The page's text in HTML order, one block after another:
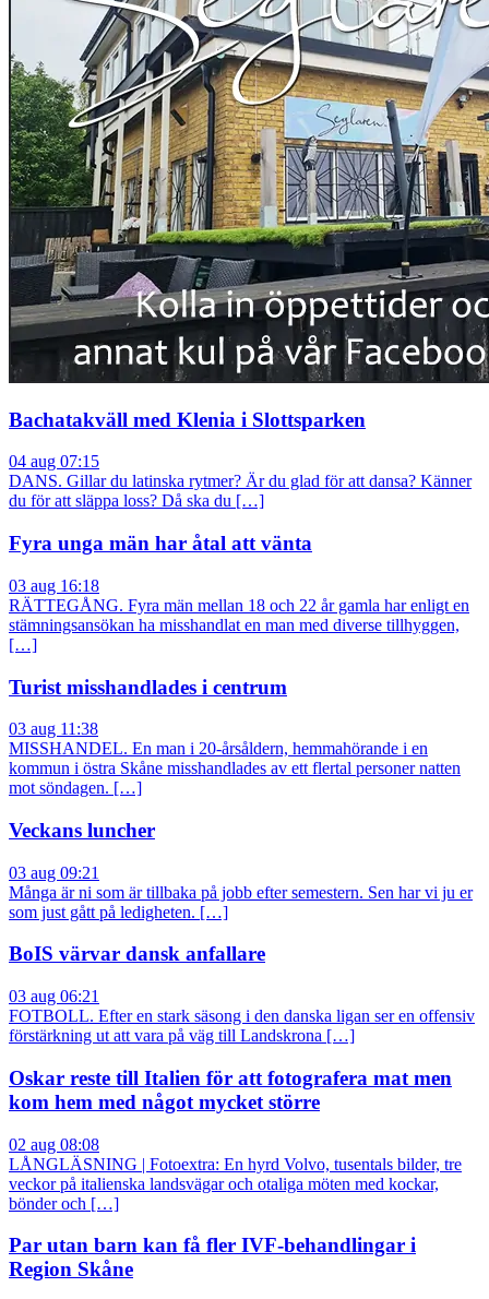
Bachatakväll med Klenia i Slottsparken
04 aug 07:15
DANS. Gillar du latinska rytmer? Är du glad för att dansa? Känner
du för att släppa loss? Då ska du […]
Fyra unga män har åtal att vänta
03 aug 16:18
RÄTTEGÅNG. Fyra män mellan 18 och 22 år gamla har enligt en
stämningsansökan ha misshandlat en man med diverse tillhyggen,
[…]
Turist misshandlades i centrum
03 aug 11:38
MISSHANDEL. En man i 20-årsåldern, hemmahörande i en
kommun i östra Skåne misshandlades av ett flertal personer natten
mot söndagen. […]
Veckans luncher
03 aug 09:21
Många är ni som är tillbaka på jobb efter semestern. Sen har vi ju er
som just gått på ledigheten. […]
BoIS värvar dansk anfallare
03 aug 06:21
FOTBOLL. Efter en stark säsong i den danska ligan ser en offensiv
förstärkning ut att vara på väg till Landskrona […]
Oskar reste till Italien för att fotografera mat men
kom hem med något mycket större
02 aug 08:08
LÅNGLÄSNING | Fotoextra: En hyrd Volvo, tusentals bilder, tre
veckor på italienska landsvägar och otaliga möten med kockar,
bönder och […]
Par utan barn kan få fler IVF-behandlingar i
Region Skåne